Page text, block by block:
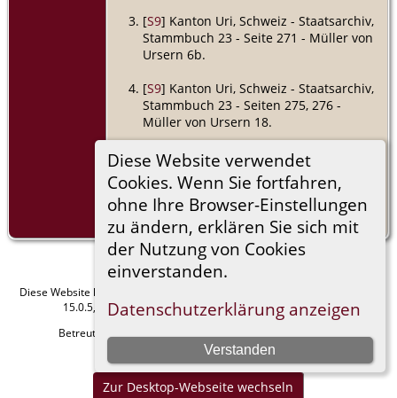
Diese Website verwendet
Cookies. Wenn Sie fortfahren,
ohne Ihre Browser-Einstellungen
zu ändern, erklären Sie sich mit
der Nutzung von Cookies
einverstanden.
Datenschutzerklärung anzeigen
Verstanden
[S9] Kanton Uri, Schweiz - Staatsarchiv,
Stammbuch 23 - Seite 271 - Müller von
Ursern 6b.
[S9] Kanton Uri, Schweiz - Staatsarchiv,
Stammbuch 23 - Seiten 275, 276 -
Müller von Ursern 18.
[S9] Kanton Uri, Schweiz - Staatsarchiv,
Stammbuch 12 - Seite 33 - Gerig 14e.
[S9] Kanton Uri, Schweiz - Staatsarchiv,
Stammbuch 20 - Seite 7 - Jauch 17a.
Diese Website läuft mit
15.0.5, programmiert von Darrin Lythgoe © 2001-2026.
Betreut von
Impressum
Zur Desktop-Webseite wechseln